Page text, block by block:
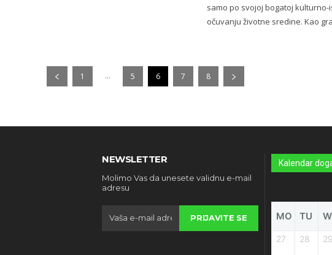
samo po svojoj bogatoj
očuvanju životne sredine. Kao
1 ... 5 6 7 8
NEWSLETTER
Molimo Vas da unesete validnu e-mail
adresu
PRIJAVITE SE
Kalendar
MO TU
27 28 29